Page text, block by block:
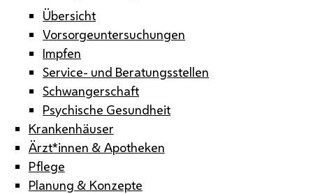
Übersicht
Vorsorgeuntersuchungen
Impfen
Service- und Beratungsstellen
Schwangerschaft
Psychische Gesundheit
Krankenhäuser
Ärzt*innen & Apotheken
Pflege
Planung & Konzepte